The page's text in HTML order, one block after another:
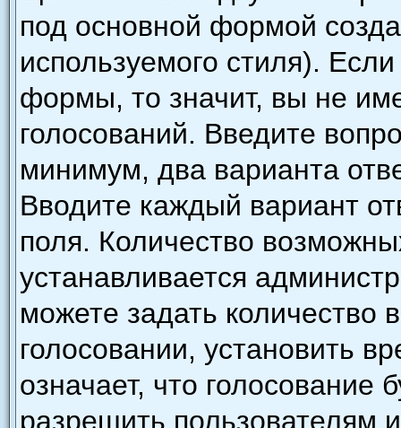
под основной формой
используемого стиля).
формы, то значит, вы не
голосований. Введите
минимум, два варианта
Вводите каждый вариант
поля. Количество
устанавливается
можете задать количество
голосовании, установить
означает, что голосование
разрешить пользователям